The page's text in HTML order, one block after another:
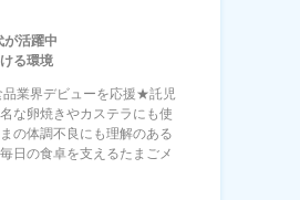
活躍中
る環境
業界デビューを応援★託児
な卵焼きやカステラにも使
の体調不良にも理解のある
日の食卓を支えるたまごメ